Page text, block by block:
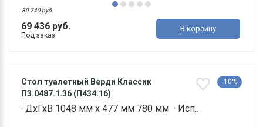
69 436 руб.
80 740 руб.
Под заказ
В корзину
Стол туалетный Верди Классик
П3.0487.1.36 (П434.16)
-10%
· ДхГхВ 1048 мм х 477 мм 780 мм · Исп..